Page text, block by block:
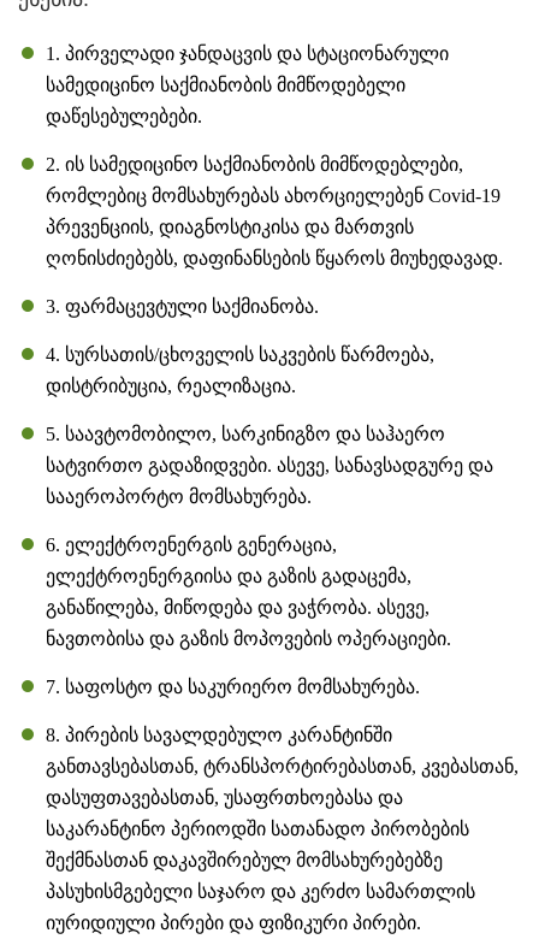
1. პირველადი ჯანდაცვის და სტაციონარული
სამედიცინო საქმიანობის მიმწოდებელი
დაწესებულებები.
2. ის სამედიცინო საქმიანობის მიმწოდებლები,
რომლებიც მომსახურებას ახორციელებენ Covid-19
პრევენციის, დიაგნოსტიკისა და მართვის
ღონისძიებებს, დაფინანსების წყაროს მიუხედავად.
3. ფარმაცევტული საქმიანობა.
4. სურსათის/ცხოველის საკვების წარმოება,
დისტრიბუცია, რეალიზაცია.
5. საავტომობილო, სარკინიგზო და საჰაერო
სატვირთო გადაზიდვები. ასევე, სანავსადგურე და
სააეროპორტო მომსახურება.
6. ელექტროენერგის გენერაცია,
ელექტროენერგიისა და გაზის გადაცემა,
განაწილება, მიწოდება და ვაჭრობა. ასევე,
ნავთობისა და გაზის მოპოვების ოპერაციები.
7. საფოსტო და საკურიერო მომსახურება.
8. პირების სავალდებულო კარანტინში
განთავსებასთან, ტრანსპორტირებასთან, კვებასთან,
დასუფთავებასთან, უსაფრთხოებასა და
საკარანტინო პერიოდში სათანადო პირობების
შექმნასთან დაკავშირებულ მომსახურებებზე
პასუხისმგებელი საჯარო და კერძო სამართლის
იურიდიული პირები და ფიზიკური პირები.